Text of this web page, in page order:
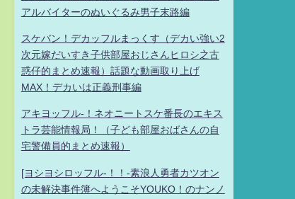
アルバイターのぬいぐるみ男子末路編
スケバン！デカッフルまっくす（デカい強い2
次元嫁だいすき子供部屋おじさんヒロシ之古
惑仔的まとめ速報）話題な動画取り上げ
MAX！デカいは正義刑事編
アキヨッフル-！ネオニートスケ番長のエキス
トラ芸能情報局！（子ども部屋おばさんの自
宅警備員的まとめ速報）
[ヨシヨシロッフル-！！-素浪人勇者カツオン
の未解決事件簿へようこそYOUKO！のナンノ